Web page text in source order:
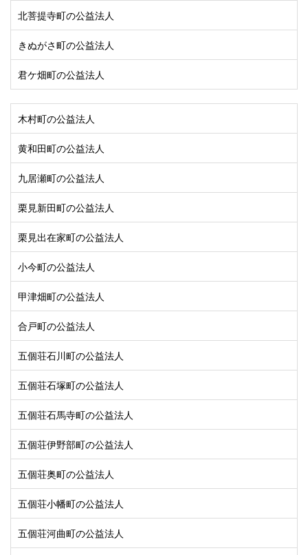
北菩提寺町の公益法人
きぬがさ町の公益法人
君ケ畑町の公益法人
木村町の公益法人
黄和田町の公益法人
九居瀬町の公益法人
栗見新田町の公益法人
栗見出在家町の公益法人
小今町の公益法人
甲津畑町の公益法人
合戸町の公益法人
五個荘石川町の公益法人
五個荘石塚町の公益法人
五個荘石馬寺町の公益法人
五個荘伊野部町の公益法人
五個荘奥町の公益法人
五個荘小幡町の公益法人
五個荘河曲町の公益法人